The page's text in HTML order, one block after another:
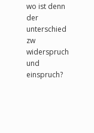
wo ist denn
der
unterschied
zw
widerspruch
und
einspruch?